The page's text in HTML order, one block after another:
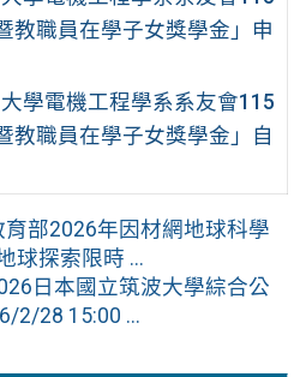
教職員在學子女獎學金」申
學電機工程學系系友會115
教職員在學子女獎學金」自
育部2026年因材網地球科學
球探索限時 ...
日本國立筑波大學綜合公
2/28 15:00 ...